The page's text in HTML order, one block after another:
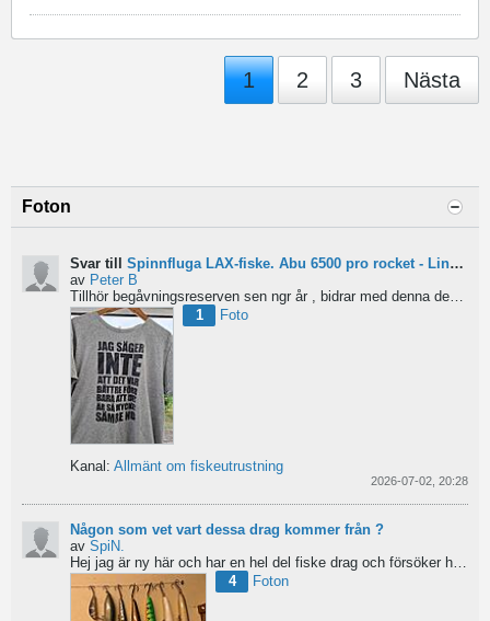
1 2 3 Nästa
Foton
Svar till Spinnfluga LAX-fiske. Abu 6500 pro rocket - Lina för kort?
av Peter B
Tillhör begåvningsreserven sen ngr år , bidrar med denna devis.
1
Foto
Kanal: Allmänt om fiskeutrustning
2026-07-02, 20:28
Någon som vet vart dessa drag kommer från ?
av SpiN.
Hej jag är ny här och har en hel del fiske drag och försöker hitta information från vart dom kommer...
4
Foton